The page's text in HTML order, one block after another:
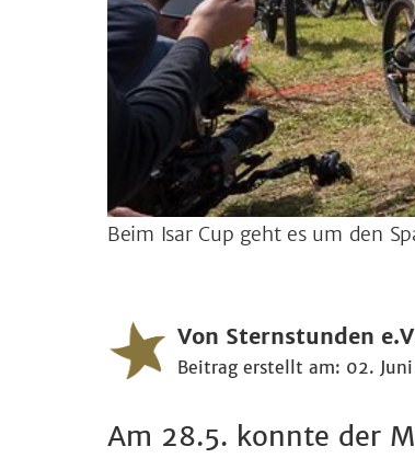
Beim Isar Cup geht es um den
Von Sternstunden
Beitrag erstellt am: 02.
Am 28.5. konnte der